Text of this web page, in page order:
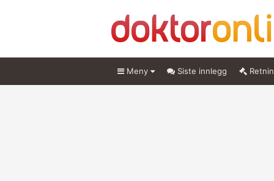
Meny Siste innlegg